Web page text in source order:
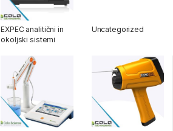
EXPEC analitični in
okoljski sistemi
Uncategorized